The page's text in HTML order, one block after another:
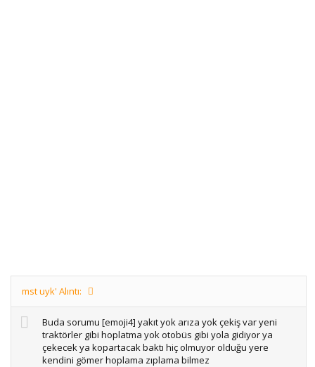
mst uyk' Alıntı:
Buda sorumu [emoji4] yakıt yok arıza yok çekiş var yeni
traktörler gibi hoplatma yok otobüs gibi yola gidiyor ya
çekecek ya kopartacak baktı hiç olmuyor olduğu yere
kendini gömer hoplama zıplama bilmez